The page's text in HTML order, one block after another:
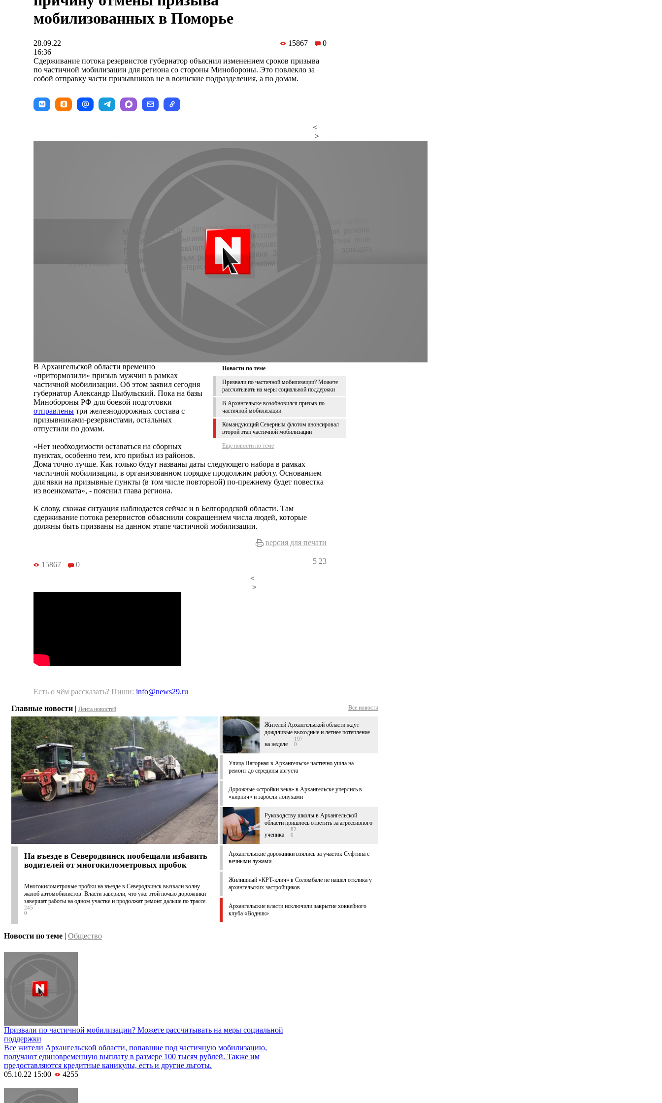
мобилизованных в Поморье
28.09.22
16:36
15867 0
Сдерживание потока резервистов губернатор объяснил изменением сроков призыва
по частичной мобилизации для региона со стороны Минобороны. Это повлекло за
собой отправку части призывников не в воинские подразделения, а по домам.
<
>
Новости по теме
Призвали по частичной мобилизации? Можете
рассчитывать на меры социальной поддержки
В Архангельске возобновился призыв по
частичной мобилизации
Командующий Северным флотом анонсировал
второй этап частичной мобилизации
Еще новости по теме
В Архангельской области временно
«притормозили» призыв мужчин в рамках
частичной мобилизации. Об этом заявил сегодня
губернатор Александр Цыбульский. Пока на базы
Минобороны РФ для боевой подготовки
отправлены три железнодорожных состава с
призывниками-резервистами, остальных
отпустили по домам.
«Нет необходимости оставаться на сборных
пунктах, особенно тем, кто прибыл из районов.
Дома точно лучше. Как только будут названы даты следующего набора в рамках
частичной мобилизации, в организованном порядке продолжим работу. Основанием
для явки на призывные пункты (в том числе повторной) по-прежнему будет повестка
из военкомата», - пояснил глава региона.
К слову, схожая ситуация наблюдается сейчас и в Белгородской области. Там
сдерживание потока резервистов объяснили сокращением числа людей, которые
должны быть призваны на данном этапе частичной мобилизации.
версия для печати
15867 0 5 23
<
>
Есть о чём рассказать? Пиши: info@news29.ru
Главные новости | Лента новостей Все новости
На въезде в Северодвинск пообещали избавить
водителей от многокилометровых пробок
Многокилометровые пробки на въезде в Северодвинск вызвали волну
жалоб автомобилистов. Власти заверили, что уже этой ночью дорожники
завершат работы на одном участке и продолжат ремонт дальше по трассе.
245
0
Жителей Архангельской области ждут
дождливые выходные и летнее потепление
на неделе
197
0
Улица Нагорная в Архангельске частично ушла на
ремонт до середины августа
Дорожные «стройки века» в Архангельске уперлись в
«кирпич» и заросли лопухами
Руководству школы в Архангельской
области пришлось ответить за агрессивного
ученика
82
0
Архангельские дорожники взялись за участок Суфтина с
вечными лужами
Жилищный «КРТ-клич» в Соломбале не нашел отклика у
архангельских застройщиков
Архангельские власти исключили закрытие хоккейного
клуба «Водник»
Новости по теме | Общество
Призвали по частичной мобилизации? Можете рассчитывать на меры социальной
поддержки
Все жители Архангельской области, попавшие под частичную мобилизацию,
получают единовременную выплату в размере 100 тысяч рублей. Также им
предоставляются кредитные каникулы, есть и другие льготы.
05.10.22 15:00
4255